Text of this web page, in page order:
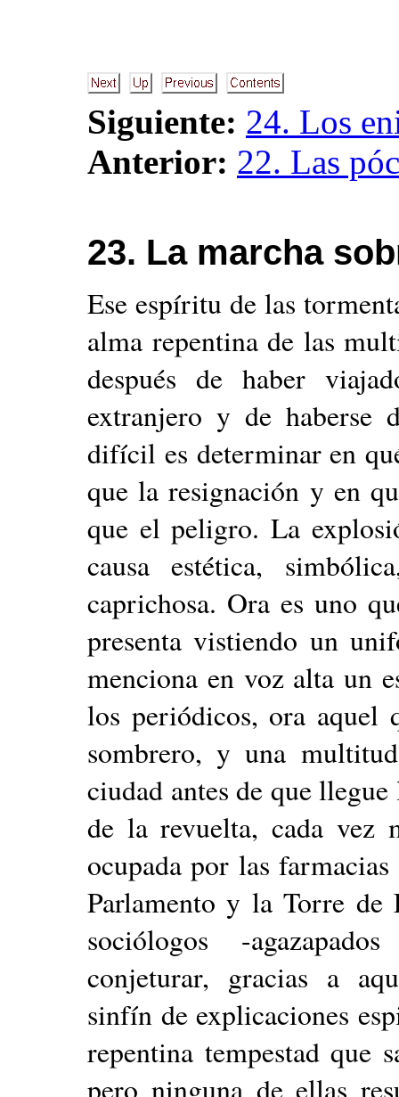
Siguiente: 24. Los
Anterior: 22. Las
23. La marcha
Ese espíritu de las
alma repentina de las
después de haber
extranjero y de haberse
difícil es determinar en
que la resignación y en
que el peligro. La
causa estética,
caprichosa. Ora es uno
presenta vistiendo un
menciona en voz alta un
los periódicos, ora aquel
sombrero, y una
ciudad antes de que
de la revuelta, cada vez
ocupada por las
Parlamento y la Torre
sociólogos -
conjeturar, gracias a
sinfín de explicaciones
repentina tempestad que
pero ninguna de ellas